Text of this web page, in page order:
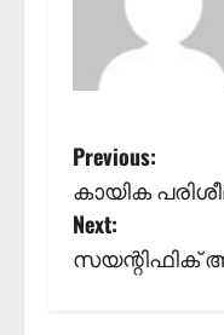
P
o
s
Previous:
കായിക
Next:
സയന്റിഫിക്